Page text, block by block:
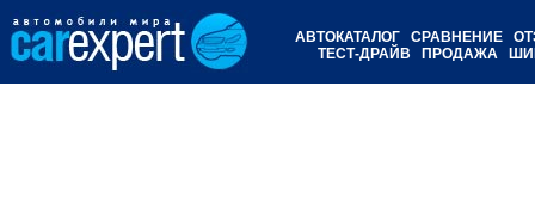
АВТОКАТАЛОГ СРАВНЕНИЕ
ТЕСТ-ДРАЙВ
ПРОДАЖА